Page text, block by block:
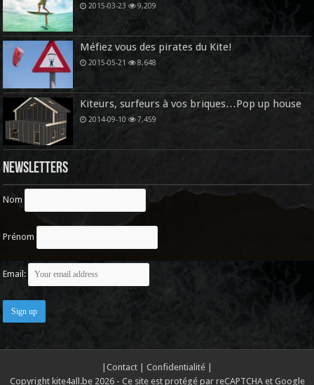
2015-03-23 9,209
Méfiez vous des pirates du Kite!
2015-05-21 8,648
Kiteurs, surfeurs à vos briques…Pop up house
2014-09-10 7,459
Newsletters
Nom
Prénom
Email:
Contact Confidentialité
Copyright kite4all.be 2026 - Ce site est protégé par reCAPTCHA et Google